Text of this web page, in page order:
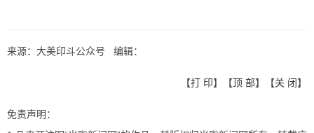
来源：大美印斗公众号 编辑：
【打 印】【顶 部】【关 闭】
免责声明：